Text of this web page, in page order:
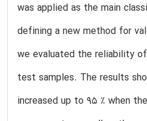
was applied as the main
defining a new method for
we evaluated the reliability
test samples. The results
increased up to 95 % when